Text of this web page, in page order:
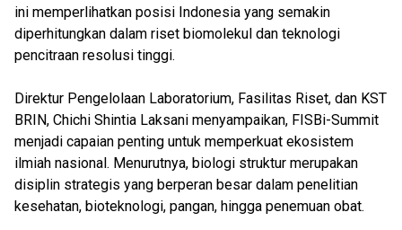
ini memperlihatkan posisi Indonesia yang semakin
diperhitungkan dalam riset biomolekul dan teknologi
pencitraan resolusi tinggi.
Direktur Pengelolaan Laboratorium, Fasilitas Riset, dan KST
BRIN, Chichi Shintia Laksani menyampaikan, FISBi-Summit
menjadi capaian penting untuk memperkuat ekosistem
ilmiah nasional. Menurutnya, biologi struktur merupakan
disiplin strategis yang berperan besar dalam penelitian
kesehatan, bioteknologi, pangan, hingga penemuan obat.